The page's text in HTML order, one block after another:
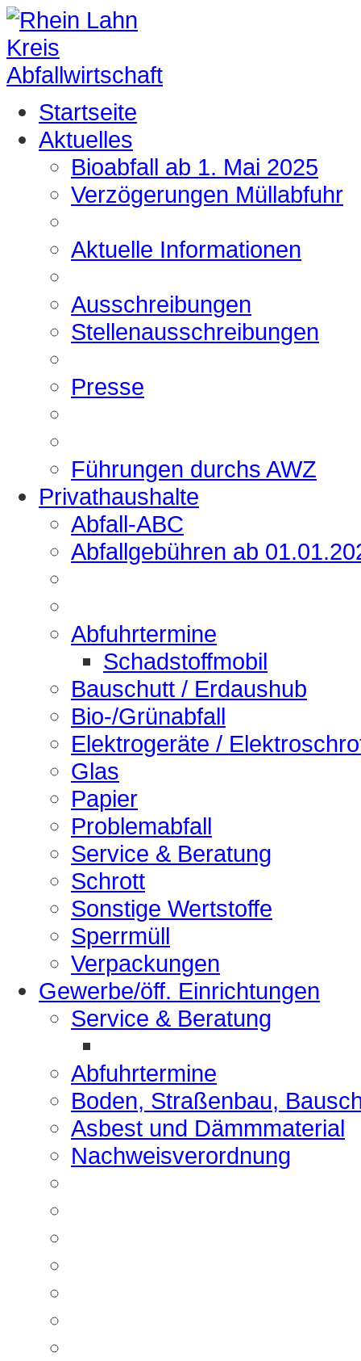
Startseite
Aktuelles
Bioabfall ab 1. Mai 2025
Verzögerungen Müllabfuhr
Aktuelle Informationen
Ausschreibungen
Stellenausschreibungen
Presse
Führungen durchs AWZ
Privathaushalte
Abfall-ABC
Abfallgebühren ab
Abfuhrtermine
Schadstoffmobil
Bauschutt / Erdaushub
Bio-/Grünabfall
Elektrogeräte /
Glas
Papier
Problemabfall
Service & Beratung
Schrott
Sonstige Wertstoffe
Sperrmüll
Verpackungen
Gewerbe/öff. Einrichtungen
Service & Beratung
Abfuhrtermine
Boden, Straßenbau,
Asbest und Dämmmaterial
Nachweisverordnung